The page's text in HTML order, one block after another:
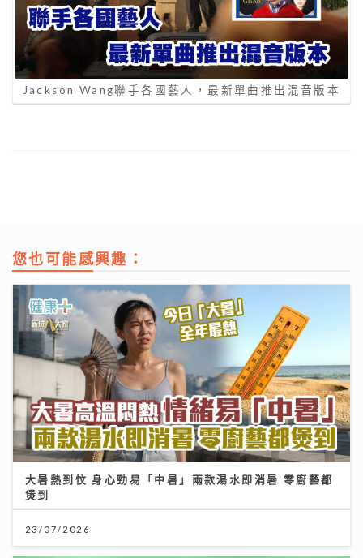
Jackson Wang聯手各國藝人，最新單曲推出混音版本
您也可能感興趣：
大暑熱到忟 身心勁易「中暑」兩款湯水即消暑 零廚藝都
煲到
23/07/2026